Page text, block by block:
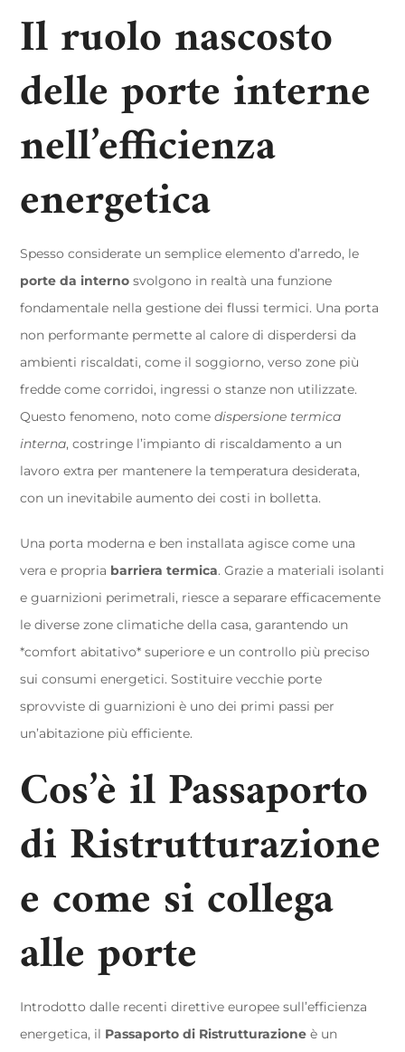
Il ruolo nascosto
delle porte interne
nell’efficienza
energetica
Spesso considerate un semplice elemento d’arredo, le
porte da interno svolgono in realtà una funzione
fondamentale nella gestione dei flussi termici. Una porta
non performante permette al calore di disperdersi da
ambienti riscaldati, come il soggiorno, verso zone più
fredde come corridoi, ingressi o stanze non utilizzate.
Questo fenomeno, noto comedispersione termica
interna, costringe l’impianto di riscaldamento a un
lavoro extra per mantenere la temperatura desiderata,
con un inevitabile aumento dei costi in bolletta.
Una porta moderna e ben installata agisce come una
vera e propria barriera termica. Grazie a materiali isolanti
e guarnizioni perimetrali, riesce a separare efficacemente
le diverse zone climatiche della casa, garantendo un
*comfort abitativo* superiore e un controllo più preciso
sui consumi energetici. Sostituire vecchie porte
sprovviste di guarnizioni è uno dei primi passi per
un’abitazione più efficiente.
Cos’è il Passaporto
di Ristrutturazione
e come si collega
alle porte
Introdotto dalle recenti direttive europee sull’efficienza
energetica, il Passaporto di Ristrutturazione è un